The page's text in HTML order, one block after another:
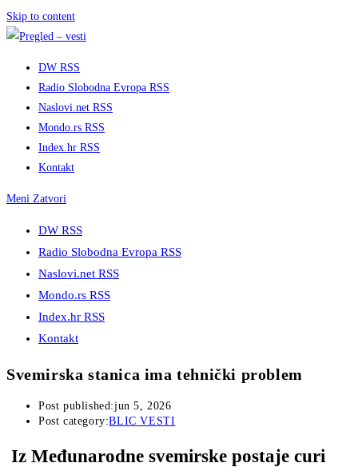
Skip to content
DW RSS
Radio Slobodna Evropa RSS
Naslovi.net RSS
Mondo.rs RSS
Index.hr RSS
Kontakt
Meni Zatvori
DW RSS
Radio Slobodna Evropa RSS
Naslovi.net RSS
Mondo.rs RSS
Index.hr RSS
Kontakt
Svemirska stanica ima tehnički problem
Post published:jun 5, 2026
Post category:BLIC VESTI
Iz Međunarodne svemirske postaje curi